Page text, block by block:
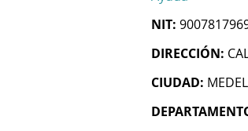
NIT:
DIRECCIÓN:
CIUDAD: